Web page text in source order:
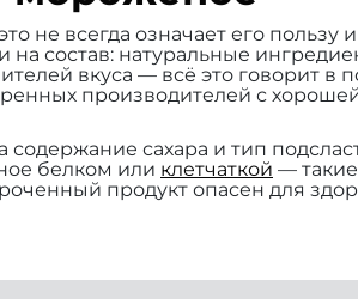
не всегда означает его пользу
состав: натуральные
вкуса — всё это говорит в
производителей с
сахара и тип
белком или клетчаткой —
продукт опасен для